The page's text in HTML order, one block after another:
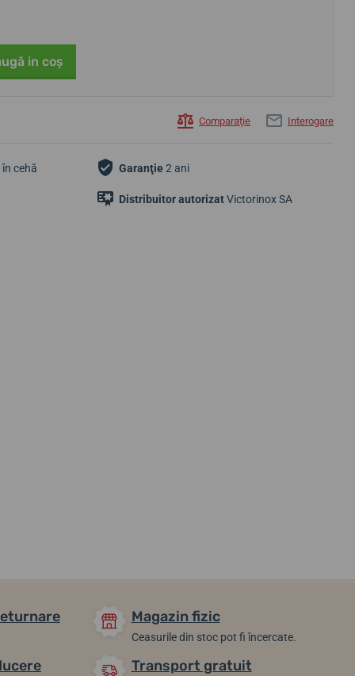
in coş
Comparaţie Interogare
cehă Garanţie2 ani
Distribuitor autorizatVictorinox SA
Magazin fizic
Ceasurile din stoc pot fi încercate.
Transport gratuit